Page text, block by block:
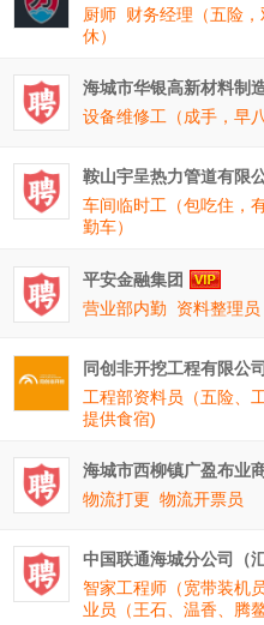
厨师 财务经理（五险，
休）
海城市华银高新材料制
设备维修工（成手，早
鞍山宇呈热力管道有限
车间临时工（包吃住，
勤车）
平安金融集团
营业部内勤
资料整理员
同创非开挖工程有限公司
工程部资料员（五险、
提供食宿)
海城市西柳镇广盈布业
物流打更 物流开票员
中国联通海城分公司（
智家工程师（宽带装机
业员（王石、温香、腾